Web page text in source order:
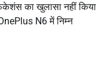
का खुलासा नहीं किया
N6 में निम्न